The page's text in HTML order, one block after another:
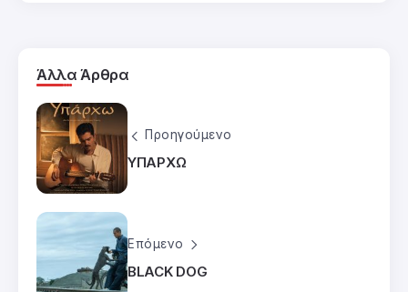
Άλλα Άρθρα
Προηγούμενο
ΥΠΑΡΧΩ
Επόμενο
BLACK DOG